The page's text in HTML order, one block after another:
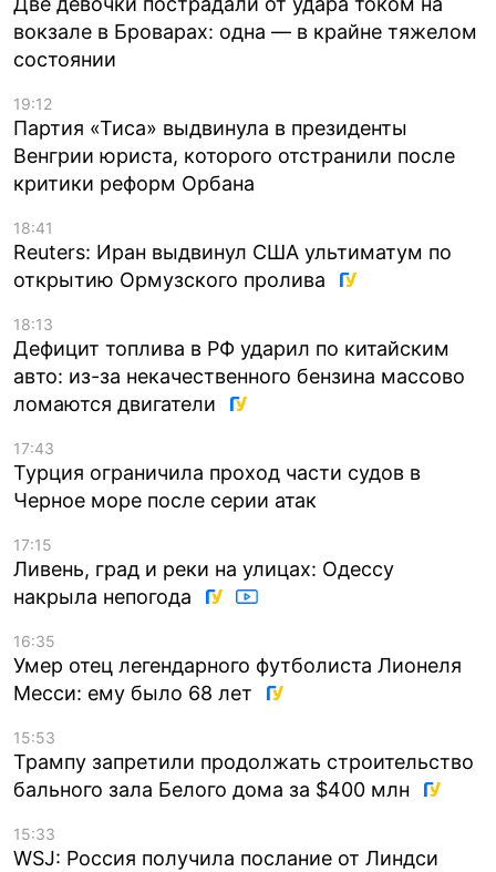
вокзале в Броварах: одна — в крайне тяжелом
состоянии
19:12
Партия «Тиса» выдвинула в президенты
Венгрии юриста, которого отстранили после
критики реформ Орбана
18:41
Reuters: Иран выдвинул США ультиматум по
открытию Ормузского пролива
18:13
Дефицит топлива в РФ ударил по китайским
авто: из-за некачественного бензина массово
ломаются двигатели
17:43
Турция ограничила проход части судов в
Черное море после серии атак
17:15
Ливень, град и реки на улицах: Одессу
накрыла непогода
16:35
Умер отец легендарного футболиста Лионеля
Месси: ему было 68 лет
15:53
Трампу запретили продолжать строительство
бального зала Белого дома за $400 млн
15:33
WSJ: Россия получила послание от Линдси